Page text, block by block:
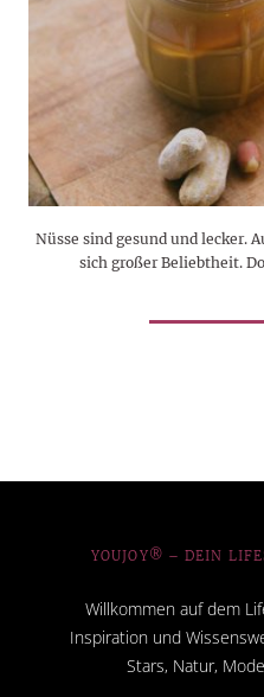
Nüsse sind gesund und lecker.
sich großer Beliebtheit.
YOUJOY® – DEIN
Willkommen auf dem
Inspiration und
Stars, Natur,